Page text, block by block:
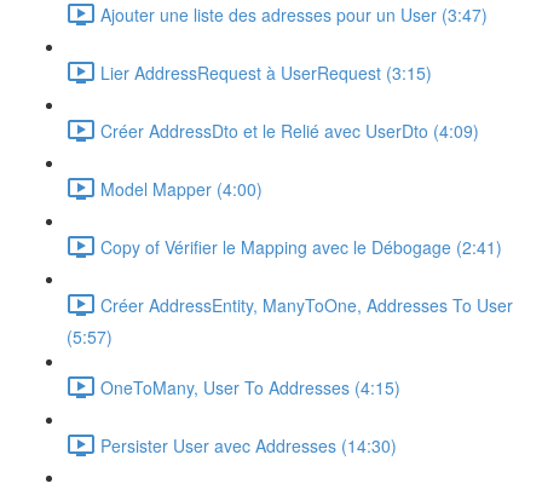
Ajouter une liste des adresses pour un User (3:47)
Lier AddressRequest à UserRequest (3:15)
Créer AddressDto et le Relié avec UserDto (4:09)
Model Mapper (4:00)
Copy of Vérifier le Mapping avec le Débogage (2:41)
Créer AddressEntity, ManyToOne, Addresses To User
(5:57)
OneToMany, User To Addresses (4:15)
Persister User avec Addresses (14:30)